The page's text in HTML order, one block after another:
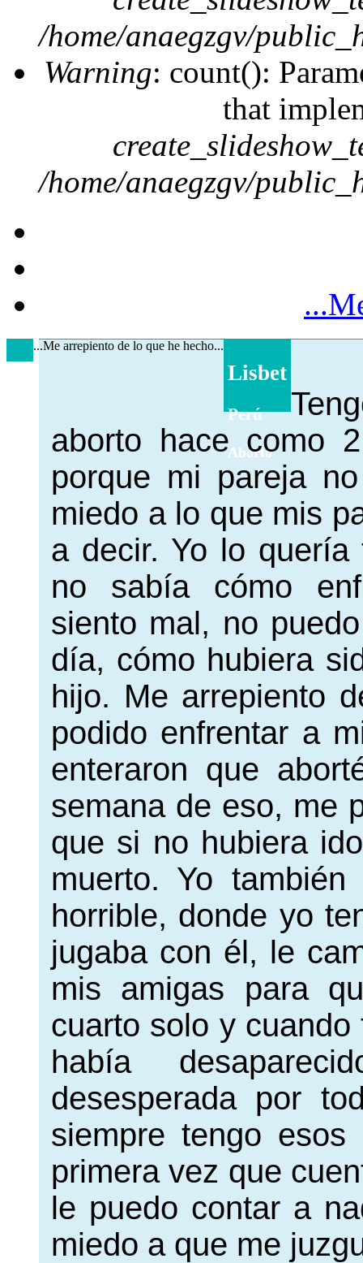
/home/anaegzgv/
Warning: count():
that
/home/anaegzgv/
...Me arrepiento de lo que he hecho...
Lisbet
Perú
Aborto
aborto hace como
porque mi pareja
miedo a lo que mis
a decir. Yo lo
no sabía cómo
siento mal, no
día, cómo hubiera
hijo. Me arrepiento
podido enfrentar a
enteraron que
semana de eso, me
que si no hubiera
muerto. Yo
horrible, donde yo
jugaba con él, le
mis amigas para
cuarto solo y
había
desesperada por
siempre tengo
primera vez que
le puedo contar a
miedo a que me